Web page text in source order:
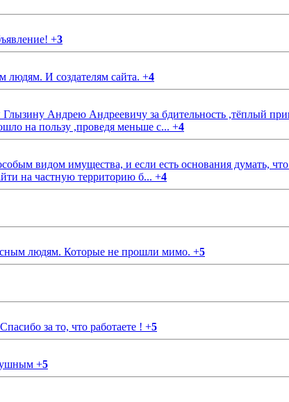
+3
И создателям сайта. +4
Андрею Андреевичу за бдительность ,тёплый
на пользу ,проведя меньше с... +4
видом имущества, и если есть основания думать,
на частную территорию б... +4
людям. Которые не прошли мимо. +5
за то, что работаете ! +5
+5